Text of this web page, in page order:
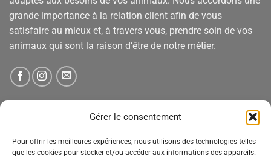
Gérer le consentement
Pour offrir les meilleures expériences, nous utilisons des technologies telles
que les cookies pour stocker et/ou accéder aux informations des appareils.
grande importance à la relation client afin de vous
satisfaire au mieux et, à travers vous, prendre soin de vos
animaux qui sont la raison d’être de notre métier.
Tenez-vous informé des nouveautés, des offres spéciales